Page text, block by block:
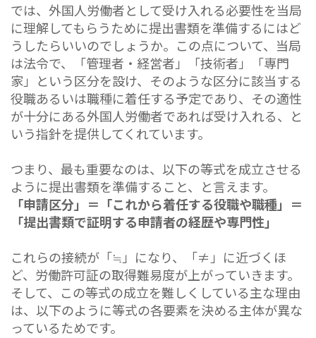
では、外国人労働者として受け入れる必要性を当局
に理解してもらうために提出書類を準備するにはど
うしたらいいのでしょうか。この点について、当局
は法令で、「管理者・経営者」「技術者」「専門
家」という区分を設け、そのような区分に該当する
役職あるいは職種に着任する予定であり、その適性
が十分にある外国人労働者であれば受け入れる、と
いう指針を提供してくれています。
つまり、最も重要なのは、以下の等式を成立させる
ように提出書類を準備すること、と言えます。
「申請区分」＝「これから着任する役職や職種」＝
「提出書類で証明する申請者の経歴や専門性」
これらの接続が「≒」になり、「≠」に近づくほ
ど、労働許可証の取得難易度が上がっていきます。
そして、この等式の成立を難しくしている主な理由
は、以下のように等式の各要素を決める主体が異な
っているためです。